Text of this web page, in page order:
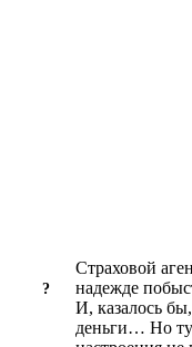
?
Страховой
надежде
И, казалось
деньги… Но